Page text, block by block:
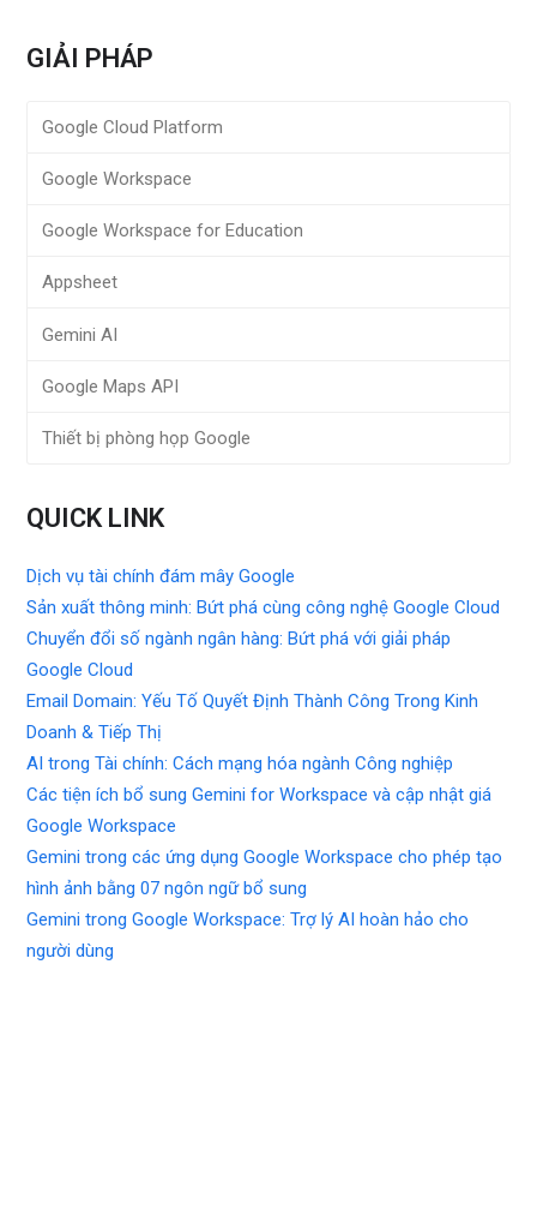
GIẢI PHÁP
Google Cloud Platform
Google Workspace
Google Workspace for Education
Appsheet
Gemini AI
Google Maps API
Thiết bị phòng họp Google
QUICK LINK
Dịch vụ tài chính đám mây Google
Sản xuất thông minh: Bứt phá cùng công nghệ Google Cloud
Chuyển đổi số ngành ngân hàng: Bứt phá với giải pháp
Google Cloud
Email Domain: Yếu Tố Quyết Định Thành Công Trong Kinh
Doanh & Tiếp Thị
AI trong Tài chính: Cách mạng hóa ngành Công nghiệp
Các tiện ích bổ sung Gemini for Workspace và cập nhật giá
Google Workspace
Gemini trong các ứng dụng Google Workspace cho phép tạo
hình ảnh bằng 07 ngôn ngữ bổ sung
Gemini trong Google Workspace: Trợ lý AI hoàn hảo cho
người dùng